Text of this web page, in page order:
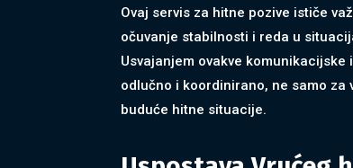
Ovaj servis za hitne pozive ističe
očuvanje stabilnosti i reda u
Usvajanjem ovakve
odlučno i koordinirano, ne samo
buduće hitne situacije.